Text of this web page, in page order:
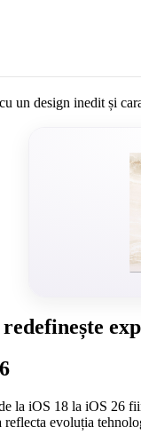
la iOS 18 la iOS 26
evoluția